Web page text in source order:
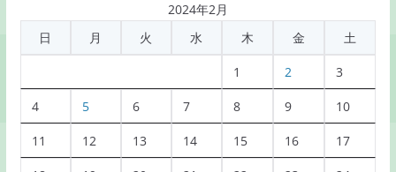
事
2024年2月
日
月 火 水 木 金 土
1 2 3
4 5 6 7 8 9 10
11 12 13 14 15 16 17